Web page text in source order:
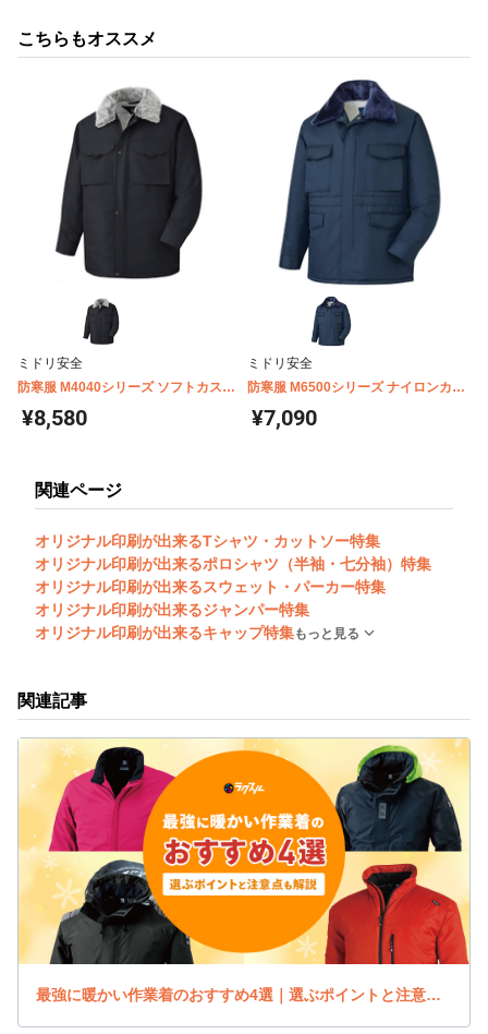
こちらもオススメ
ミドリ安全
防寒服 M4040シリーズ ソフトカスト
ロコート
¥8,580
ミドリ安全
防寒服 M6500シリーズ ナイロンカス
トロコート
¥7,090
関連ページ
オリジナル印刷が出来るTシャツ・カットソー特集
オリジナル印刷が出来るポロシャツ（半袖・七分袖）特集
オリジナル印刷が出来るスウェット・パーカー特集
オリジナル印刷が出来るジャンパー特集
オリジナル印刷が出来るキャップ特集もっと見る
関連記事
最強に暖かい作業着のおすすめ4選｜選ぶポイントと注意点も解説